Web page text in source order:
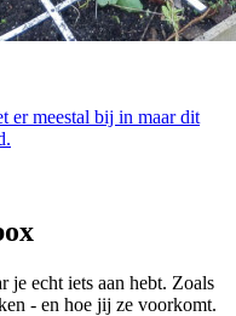
er meestal bij in maar dit
je echt iets aan hebt. Zoals
- en hoe jij ze voorkomt.